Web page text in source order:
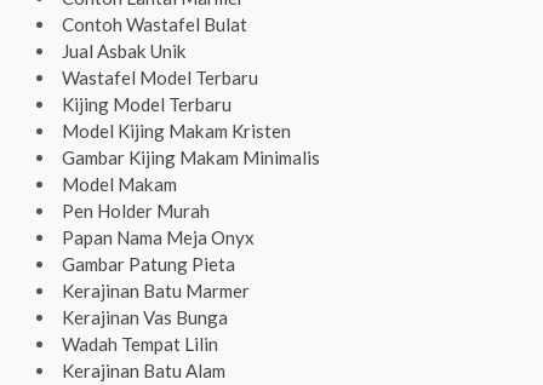
Contoh Wastafel Bulat
Jual Asbak Unik
Wastafel Model Terbaru
Kijing Model Terbaru
Model Kijing Makam Kristen
Gambar Kijing Makam Minimalis
Model Makam
Pen Holder Murah
Papan Nama Meja Onyx
Gambar Patung Pieta
Kerajinan Batu Marmer
Kerajinan Vas Bunga
Wadah Tempat Lilin
Kerajinan Batu Alam